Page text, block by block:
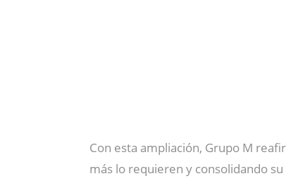
Con esta ampliación, Grupo M
más lo requieren y consolidando